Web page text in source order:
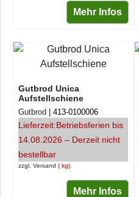
Mehr Infos
Gutbrod Unica
Aufstellschiene
zzgl. Versand kg
Gutbrod 413-0100006
Lieferzeit:Betriebsferien bis
14.08.2026 – Derzeit nicht
bestellbar
Mehr Infos